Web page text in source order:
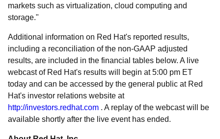
markets such as virtualization, cloud computing and
storage."
Additional information on Red Hat's reported results,
including a reconciliation of the non-GAAP adjusted
results, are included in the financial tables below. A live
webcast of Red Hat's results will begin at 5:00 pm ET
today and can be accessed by the general public at Red
Hat's investor relations website at
http://investors.redhat.com . A replay of the webcast will be
available shortly after the live event has ended.